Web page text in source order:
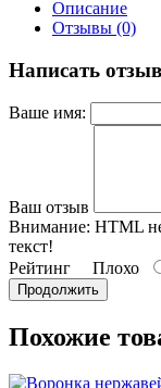
Описание
Отзывы (0)
Написать отзыв
Ваше имя:
Ваш отзыв
Внимание: HTML
текст!
Рейтинг Плохо
Продолжить
Похожие